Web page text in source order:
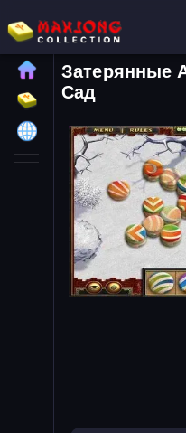
Затерянные
Сад